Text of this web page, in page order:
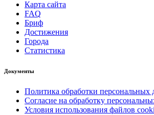
Карта сайта
FAQ
Бриф
Достижения
Города
Статистика
Документы
Политика обработки персональных
Согласие на обработку
Условия использования файлов